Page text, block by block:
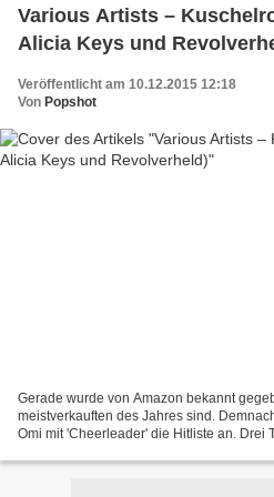
Various Artists –
Alicia Keys und
Veröffentlicht am 10.12.2015 12:18
Von Popshot
Gerade wurde von Amazon bekannt
meistverkauften des Jahres sind.
Omi mit 'Cheerleader' die Hitliste an. Drei